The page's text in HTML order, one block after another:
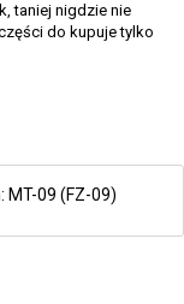
taniej nigdzie nie
do kupuje tylko
MT-09 (FZ-09)